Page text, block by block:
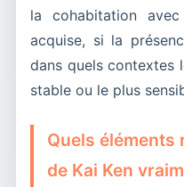
la cohabitation
acquise, si la
dans quels contextes
stable ou le plus
Quels éléments
de Kai Ken